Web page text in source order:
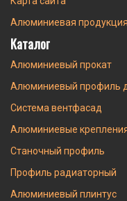
Алюминиевая продукция
Каталог
Алюминиевый прокат
Алюминиевый профиль
Система вентфасад
Алюминиевые
Станочный профиль
Профиль радиаторный
Алюминиевый плинтус